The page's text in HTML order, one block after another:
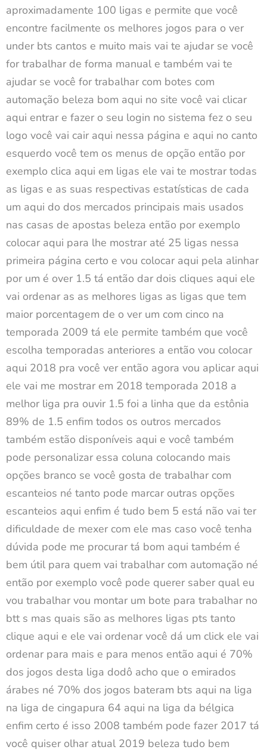
aproximadamente 100 ligas e permite que você
encontre facilmente os melhores jogos para o ver
under bts cantos e muito mais vai te ajudar se você
for trabalhar de forma manual e também vai te
ajudar se você for trabalhar com botes com
automação beleza bom aqui no site você vai clicar
aqui entrar e fazer o seu login no sistema fez o seu
logo você vai cair aqui nessa página e aqui no canto
esquerdo você tem os menus de opção então por
exemplo clica aqui em ligas ele vai te mostrar todas
as ligas e as suas respectivas estatísticas de cada
um aqui do dos mercados principais mais usados
nas casas de apostas beleza então por exemplo
colocar aqui para lhe mostrar até 25 ligas nessa
primeira página certo e vou colocar aqui pela alinhar
por um é over 1.5 tá então dar dois cliques aqui ele
vai ordenar as as melhores ligas as ligas que tem
maior porcentagem de o ver um com cinco na
temporada 2009 tá ele permite também que você
escolha temporadas anteriores a então vou colocar
aqui 2018 pra você ver então agora vou aplicar aqui
ele vai me mostrar em 2018 temporada 2018 a
melhor liga pra ouvir 1.5 foi a linha que da estônia
89% de 1.5 enfim todos os outros mercados
também estão disponíveis aqui e você também
pode personalizar essa coluna colocando mais
opções branco se você gosta de trabalhar com
escanteios né tanto pode marcar outras opções
escanteios aqui enfim é tudo bem 5 está não vai ter
dificuldade de mexer com ele mas caso você tenha
dúvida pode me procurar tá bom aqui também é
bem útil para quem vai trabalhar com automação né
então por exemplo você pode querer saber qual eu
vou trabalhar vou montar um bote para trabalhar no
btt s mas quais são as melhores ligas pts tanto
clique aqui e ele vai ordenar você dá um click ele vai
ordenar para mais e para menos então aqui é 70%
dos jogos desta liga dodô acho que o emirados
árabes né 70% dos jogos bateram bts aqui na liga
na liga de cingapura 64 aqui na liga da bélgica
enfim certo é isso 2008 também pode fazer 2017 tá
você quiser olhar atual 2019 beleza tudo bem